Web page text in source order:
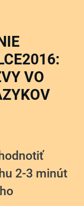
VO
2-3 minút